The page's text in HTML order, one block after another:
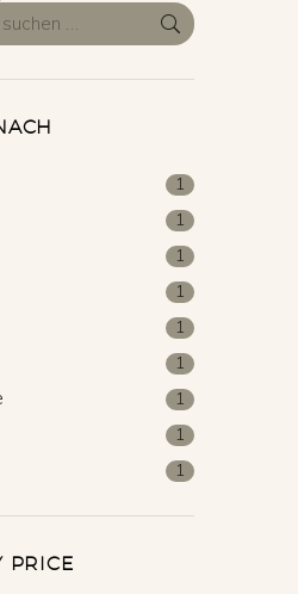
1
1
1
1
1
1
1
1
1
PRICE